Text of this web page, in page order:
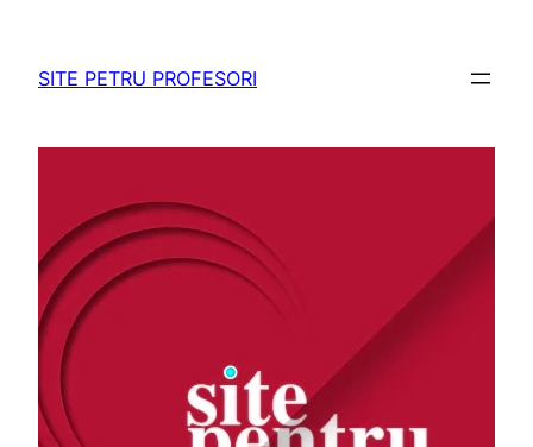
conținut
SITE PETRU PROFESORI